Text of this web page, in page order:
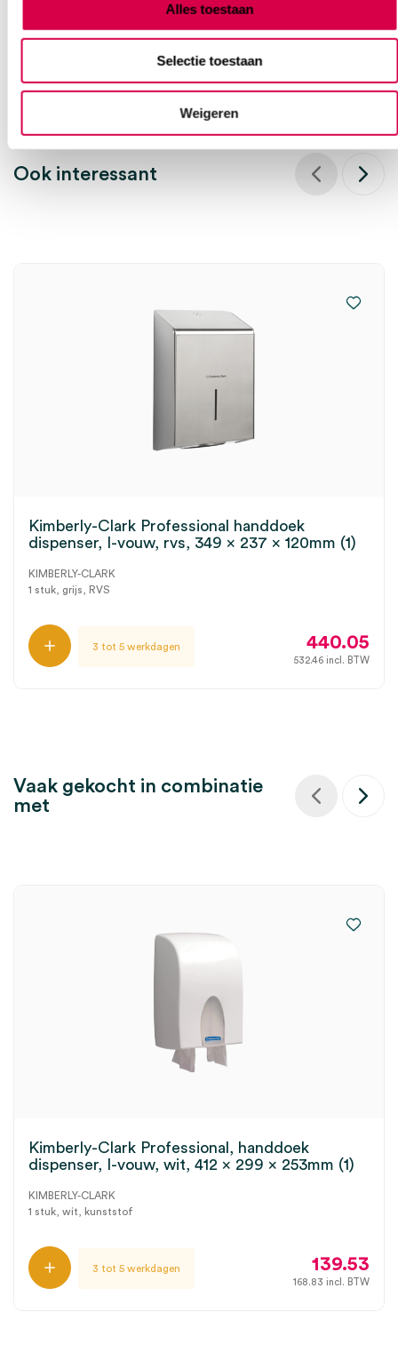
Alles toestaan
Selectie toestaan
Weigeren
E-mail Anca Contactformulier
Ook interessant
Kimberly-Clark Professional handdoek
dispenser, I-vouw, rvs, 349 x 237 x 120mm (1)
KIMBERLY-CLARK
1 stuk, grijs, RVS
3 tot 5 werkdagen 440.05
532.46 incl. BTW
Vaak gekocht in combinatie
met
Kimberly-Clark Professional, handdoek
dispenser, I-vouw, wit, 412 x 299 x 253mm (1)
KIMBERLY-CLARK
1 stuk, wit, kunststof
3 tot 5 werkdagen 139.53
168.83 incl. BTW